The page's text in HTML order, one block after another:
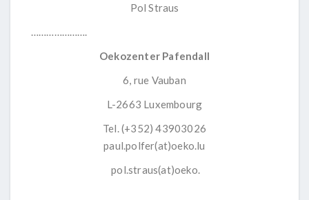
Pol Straus
Oekozenter Pafendall
6, rue Vauban
L-2663 Luxembourg
Tel. (+352) 43903026
paul.polfer(at)oeko.lu
pol.straus(at)oeko.